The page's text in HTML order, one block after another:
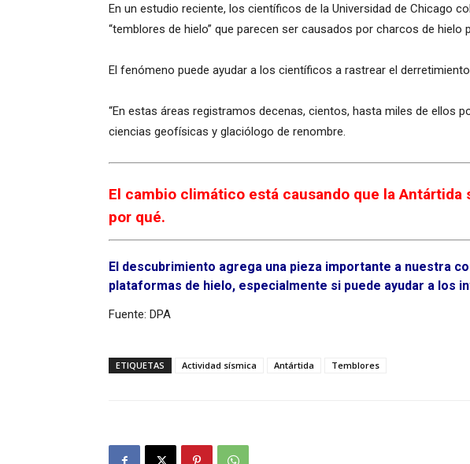
En un estudio reciente, los científicos de la Universidad de Chicago
“temblores de hielo” que parecen ser causados por charcos de
El fenómeno puede ayudar a los científicos a rastrear el
“En estas áreas registramos decenas, cientos, hasta miles de ellos
ciencias geofísicas y glaciólogo de renombre.
El cambio climático está causando que la
por qué.
El descubrimiento agrega una pieza importante a nuestra
plataformas de hielo, especialmente si puede ayudar a
Fuente: DPA
ETIQUETAS Actividad sísmica Antártida Temblores